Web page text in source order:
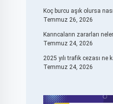
Koç burcu aşık olursa
Temmuz 26, 2026
Karıncaların zararları
Temmuz 24, 2026
2025 yılı trafik cezası ne
Temmuz 24, 2026